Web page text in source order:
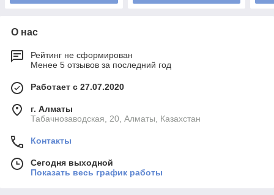
О нас
Рейтинг не сформирован
Менее 5 отзывов за последний год
Работает с 27.07.2020
г. Алматы
Табачнозаводская, 20, Алматы, Казахстан
Контакты
Сегодня выходной
Показать весь график работы